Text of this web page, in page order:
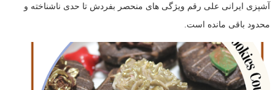
آشپزی ایرانی علی رقم ویژگی های منحصر بفردش تا حدی ناشناخته و
محدود باقی مانده است.